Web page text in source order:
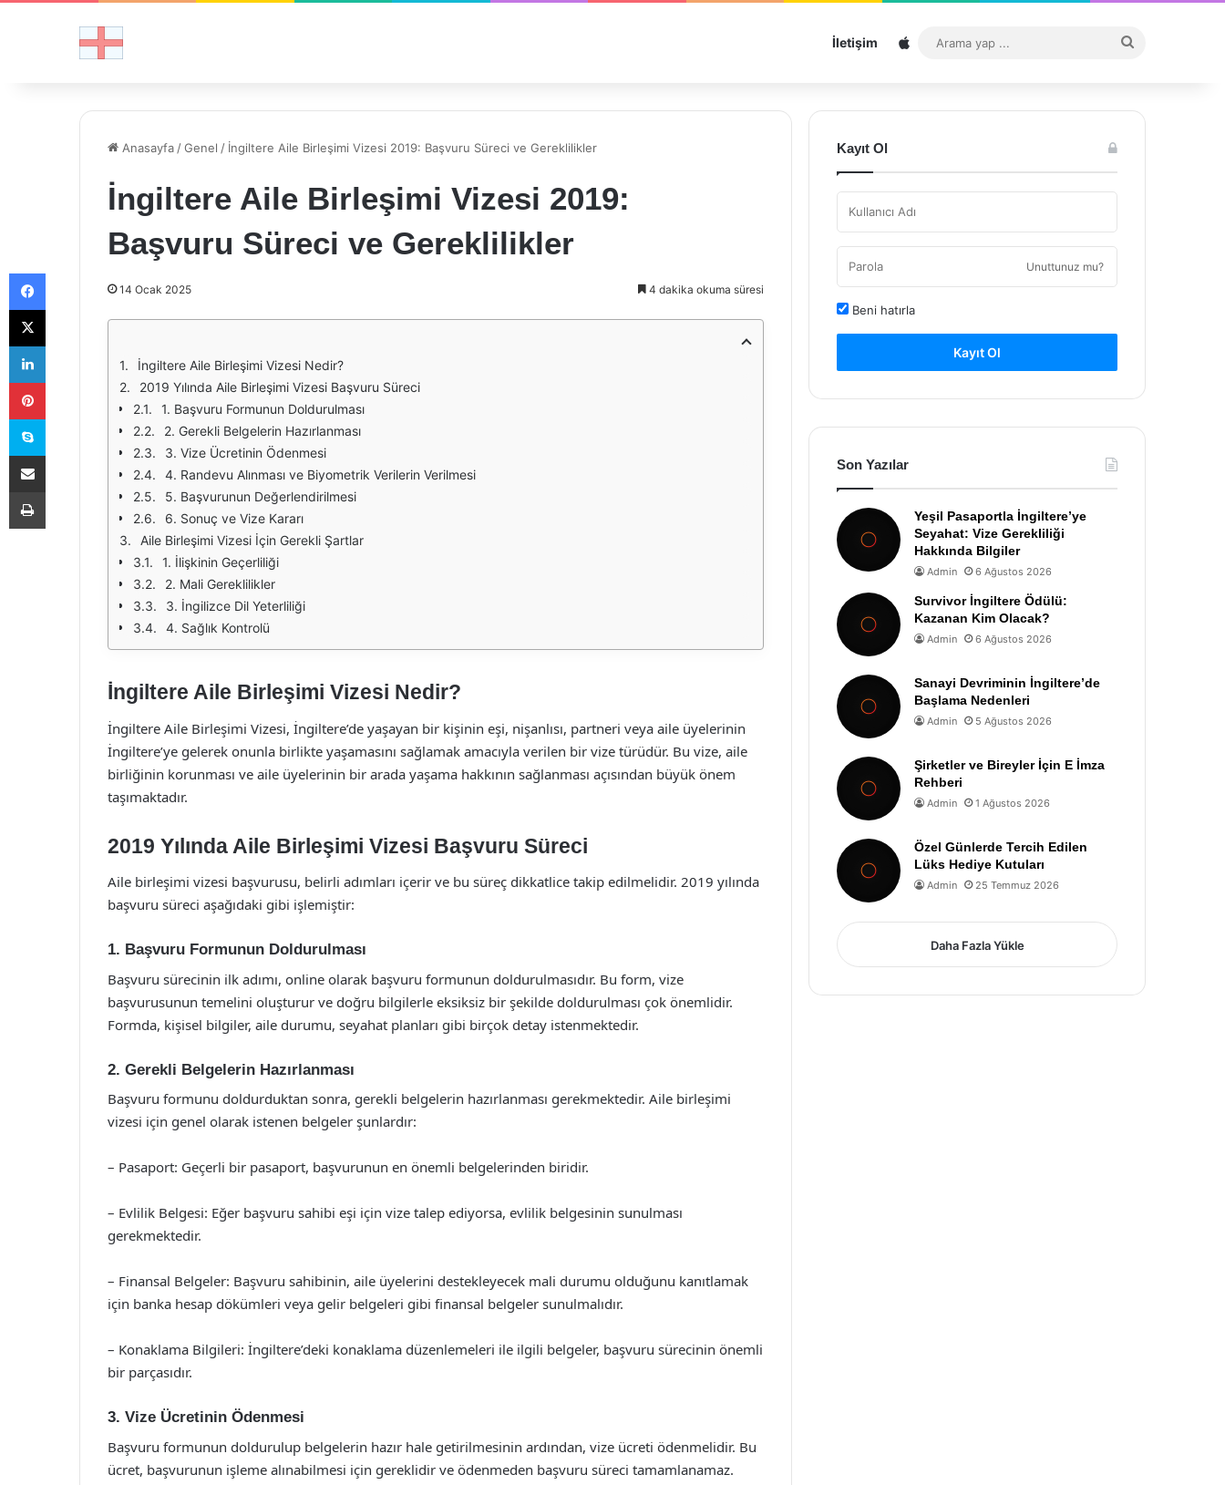
İletişim Sitemap
...
Anasayfa /Genel / İngiltere Aile Birleşimi Vizesi 2019: Başvuru Süreci ve Gereklilikler
İngiltere Aile Birleşimi Vizesi 2019:
Başvuru Süreci ve Gereklilikler
14 Ocak 2025 4 dakika okuma süresi
İngiltere Aile Birleşimi Vizesi Nedir?
2019 Yılında Aile Birleşimi Vizesi Başvuru Süreci
1. Başvuru Formunun Doldurulması
2. Gerekli Belgelerin Hazırlanması
3. Vize Ücretinin Ödenmesi
4. Randevu Alınması ve Biyometrik Verilerin Verilmesi
5. Başvurunun Değerlendirilmesi
6. Sonuç ve Vize Kararı
Aile Birleşimi Vizesi İçin Gerekli Şartlar
1. İlişkinin Geçerliliği
2. Mali Gereklilikler
3. İngilizce Dil Yeterliliği
4. Sağlık Kontrolü
İngiltere Aile Birleşimi Vizesi Nedir?
İngiltere Aile Birleşimi Vizesi, İngiltere’de yaşayan bir kişinin eşi, nişanlısı, partneri veya aile üyelerinin
İngiltere’ye gelerek onunla birlikte yaşamasını sağlamak amacıyla verilen bir vize türüdür. Bu vize, aile
birliğinin korunması ve aile üyelerinin bir arada yaşama hakkının sağlanması açısından büyük önem
taşımaktadır.
2019 Yılında Aile Birleşimi Vizesi Başvuru Süreci
Aile birleşimi vizesi başvurusu, belirli adımları içerir ve bu süreç dikkatlice takip edilmelidir. 2019 yılında
başvuru süreci aşağıdaki gibi işlemiştir:
1. Başvuru Formunun Doldurulması
Başvuru sürecinin ilk adımı, online olarak başvuru formunun doldurulmasıdır. Bu form, vize
başvurusunun temelini oluşturur ve doğru bilgilerle eksiksiz bir şekilde doldurulması çok önemlidir.
Formda, kişisel bilgiler, aile durumu, seyahat planları gibi birçok detay istenmektedir.
2. Gerekli Belgelerin Hazırlanması
Başvuru formunu doldurduktan sonra, gerekli belgelerin hazırlanması gerekmektedir. Aile birleşimi
vizesi için genel olarak istenen belgeler şunlardır:
– Pasaport: Geçerli bir pasaport, başvurunun en önemli belgelerinden biridir.
– Evlilik Belgesi: Eğer başvuru sahibi eşi için vize talep ediyorsa, evlilik belgesinin sunulması
gerekmektedir.
– Finansal Belgeler: Başvuru sahibinin, aile üyelerini destekleyecek mali durumu olduğunu kanıtlamak
için banka hesap dökümleri veya gelir belgeleri gibi finansal belgeler sunulmalıdır.
– Konaklama Bilgileri: İngiltere’deki konaklama düzenlemeleri ile ilgili belgeler, başvuru sürecinin önemli
bir parçasıdır.
3. Vize Ücretinin Ödenmesi
Başvuru formunun doldurulup belgelerin hazır hale getirilmesinin ardından, vize ücreti ödenmelidir. Bu
ücret, başvurunun işleme alınabilmesi için gereklidir ve ödenmeden başvuru süreci tamamlanamaz.
Kayıt Ol
Unuttunuz mu?
Beni hatırla
Kayıt Ol
Son Yazılar
Yeşil Pasaportla İngiltere’ye
Seyahat: Vize Gerekliliği
Hakkında Bilgiler
Admin 6 Ağustos 2026
Survivor İngiltere Ödülü:
Kazanan Kim Olacak?
Admin 6 Ağustos 2026
Sanayi Devriminin İngiltere’de
Başlama Nedenleri
Admin 5 Ağustos 2026
Şirketler ve Bireyler İçin E İmza
Rehberi
Admin 1 Ağustos 2026
Özel Günlerde Tercih Edilen
Lüks Hediye Kutuları
Admin 25 Temmuz 2026
Daha Fazla Yükle
Facebook
X
LinkedIn
Pinterest
Skype
E-Posta ile paylaş